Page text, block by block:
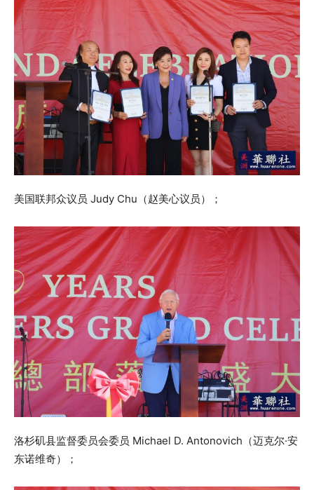
美国联邦众议员 Judy Chu（赵美心议员）；
洛杉矶县监督委员会委员 Michael D. Antonovich（迈克尔·安
东诺维奇）；